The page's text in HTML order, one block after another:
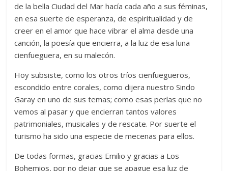
de la bella Ciudad del Mar hacía cada año a sus féminas,
en esa suerte de esperanza, de espiritualidad y de
creer en el amor que hace vibrar el alma desde una
canción, la poesía que encierra, a la luz de esa luna
cienfueguera, en su malecón.
Hoy subsiste, como los otros tríos cienfuegueros,
escondido entre corales, como dijera nuestro Sindo
Garay en uno de sus temas; como esas perlas que no
vemos al pasar y que encierran tantos valores
patrimoniales, musicales y de rescate. Por suerte el
turismo ha sido una especie de mecenas para ellos.
De todas formas, gracias Emilio y gracias a Los
Bohemios, por no dejar que se apague esa luz de